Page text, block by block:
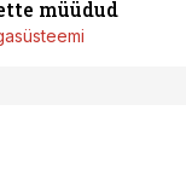
müüdud